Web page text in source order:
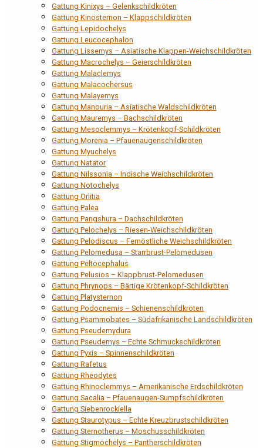
Gattung Kinixys – Gelenkschildkröten
Gattung Kinosternon – Klappschildkröten
Gattung Lepidochelys
Gattung Leucocephalon
Gattung Lissemys – Asiatische Klappen-Weichschildkröten
Gattung Macrochelys – Geierschildkröten
Gattung Malaclemys
Gattung Malacochersus
Gattung Malayemys
Gattung Manouria – Asiatische Waldschildkröten
Gattung Mauremys – Bachschildkröten
Gattung Mesoclemmys – Krötenkopf-Schildkröten
Gattung Morenia – Pfauenaugenschildkröten
Gattung Myuchelys
Gattung Natator
Gattung Nilssonia – Indische Weichschildkröten
Gattung Notochelys
Gattung Orlitia
Gattung Palea
Gattung Pangshura – Dachschildkröten
Gattung Pelochelys – Riesen-Weichschildkröten
Gattung Pelodiscus – Fernöstliche Weichschildkröten
Gattung Pelomedusa – Starrbrust-Pelomedusen
Gattung Peltocephalus
Gattung Pelusios – Klappbrust-Pelomedusen
Gattung Phrynops – Bärtige Krötenkopf-Schildkröten
Gattung Platysternon
Gattung Podocnemis – Schienenschildkröten
Gattung Psammobates – Südafrikanische Landschildkröten
Gattung Pseudemydura
Gattung Pseudemys – Echte Schmuckschildkröten
Gattung Pyxis – Spinnenschildkröten
Gattung Rafetus
Gattung Rheodytes
Gattung Rhinoclemmys – Amerikanische Erdschildkröten
Gattung Sacalia – Pfauenaugen-Sumpfschildkröten
Gattung Siebenrockiella
Gattung Staurotypus – Echte Kreuzbrustschildkröten
Gattung Sternotherus – Moschusschildkröten
Gattung Stigmochelys – Pantherschildkröten